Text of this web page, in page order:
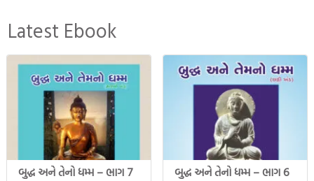
Latest Ebook
બુદ્ધ અને તેનો ધમ્મ – ભાગ 7 બુદ્ધ અને તેનો ધમ્મ – ભાગ 6